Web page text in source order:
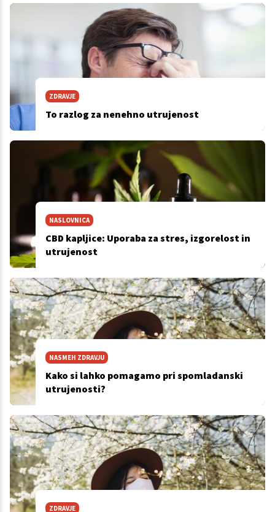
ZDRAVJE
To razlog za nenehno utrujenost
NASLOVNICA
CBD kapljice: Uporaba za stres, izgorelost in
utrujenost
NASMEH ZDRAVJU
Kako si lahko pomagamo pri spomladanski
utrujenosti?
ZDRAVJE